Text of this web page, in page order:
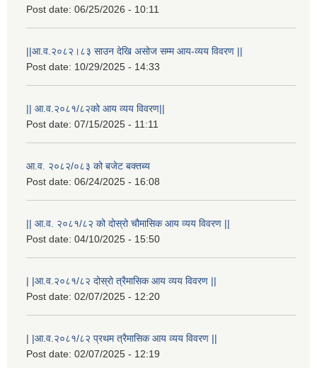
Post date: 06/25/2026 - 10:11
||आ.व.२०८२।८३ साउन देखि असोज सम्म आय-व्यय विवरण ||
Post date: 10/29/2025 - 14:33
|| आ.व.२०८१/८२को आय व्यय विवरण||
Post date: 07/15/2025 - 11:11
आ.व. २०८२/०८३ को बजेट बक्तब्य
Post date: 06/24/2025 - 16:08
|| आ.व. २०८१/८२ को दोस्रो चौमासिक आय व्यय विवरण ||
Post date: 04/10/2025 - 15:50
| |आ.व.२०८१/८२ दोस्रो त्रैमासिक आय व्यय विवरण ||
Post date: 02/07/2025 - 12:20
| |आ.व.२०८१/८२ प्रथम त्रैमासिक आय व्यय विवरण ||
Post date: 02/07/2025 - 12:19